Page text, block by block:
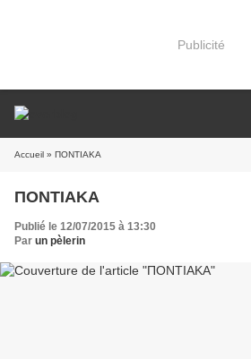
Publicité
Accueil » ΠΟΝΤΙΑΚΑ
ΠΟΝΤΙΑΚΑ
Publié le 12/07/2015 à 13:30
Par un pèlerin